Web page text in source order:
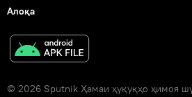
Алоқа
© 2026 Sputnik Ҳамаи ҳуқуқҳо ҳимоя